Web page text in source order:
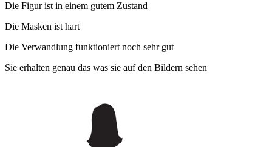
Die Figur ist in einem gutem Zustand
Die Masken ist hart
Die Verwandlung funktioniert noch sehr gut
Sie erhalten genau das was sie auf den Bildern sehen